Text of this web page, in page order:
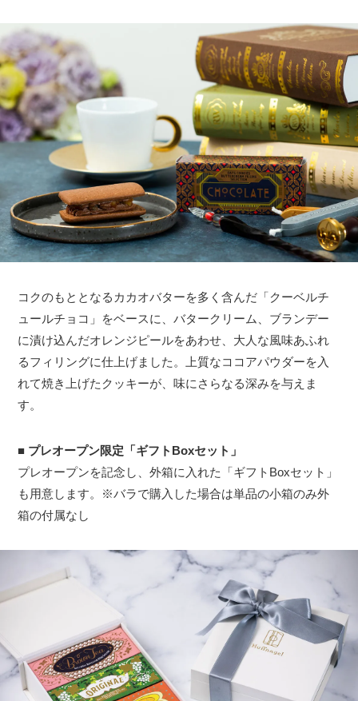
コクのもととなるカカオバターを多く含んだ「クーベルチ
ュールチョコ」をベースに、バタークリーム、ブランデー
に漬け込んだオレンジピールをあわせ、大人な風味あふれ
るフィリングに仕上げました。上質なココアパウダーを入
れて焼き上げたクッキーが、味にさらなる深みを与えま
す。
■ プレオープン限定「ギフトBoxセット」
プレオープンを記念し、外箱に入れた「ギフトBoxセット」
も用意します。※バラで購入した場合は単品の小箱のみ外
箱の付属なし